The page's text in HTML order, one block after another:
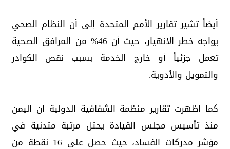
أيضاً تشير تقارير الأمم المتحدة إلى أن النظام الصحي
يواجه خطر الانهيار، حيث أن 46% من المرافق الصحية
تعمل جزئياً أو خارج الخدمة بسبب نقص الكوادر
والتمويل والأدوية.
كما اظهرت تقارير منظمة الشفافية الدولية ان اليمن
منذ تأسيس مجلس القيادة يحتل مرتبة متدنية في
مؤشر مدركات الفساد، حيث حصل على 16 نقطة من